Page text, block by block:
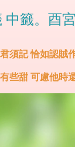
中籤。酉宮
須記 恰如認賊
些甜 可慮他時